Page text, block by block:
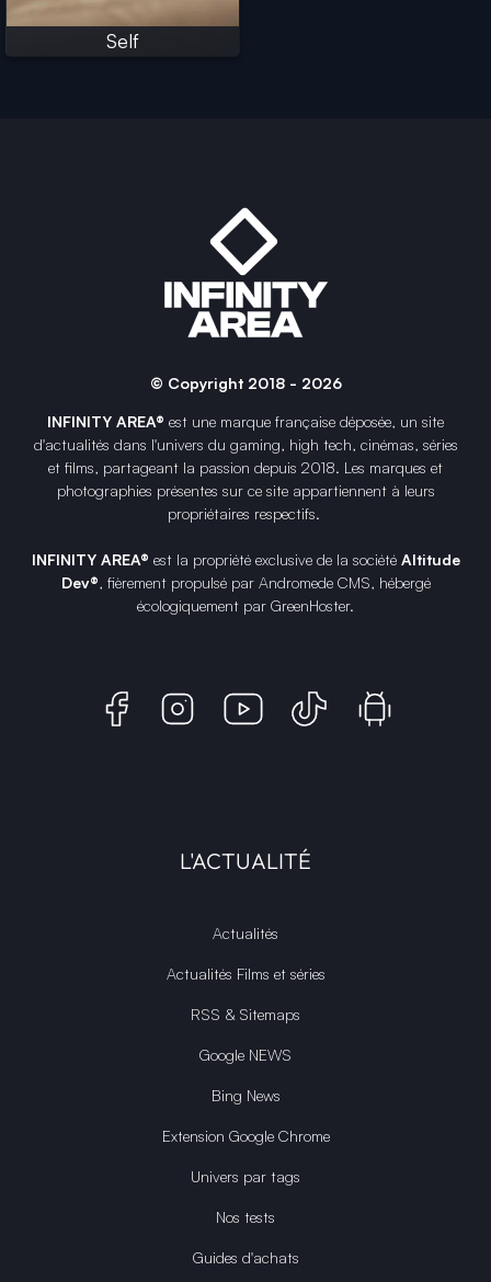
Self
© Copyright 2018 - 2026
INFINITY AREA® est une marque française déposée, un site
d'actualités dans l'univers du gaming, high tech, cinémas, séries
et films, partageant la passion depuis 2018. Les marques et
photographies présentes sur ce site appartiennent à leurs
propriétaires respectifs.
INFINITY AREA® est la propriété exclusive de la société Altitude
Dev®, fièrement propulsé par Andromede CMS, hébergé
écologiquement par GreenHoster.
L'ACTUALITÉ
Actualités
Actualités Films et séries
RSS & Sitemaps
Google NEWS
Bing News
Extension Google Chrome
Univers par tags
Nos tests
Guides d'achats